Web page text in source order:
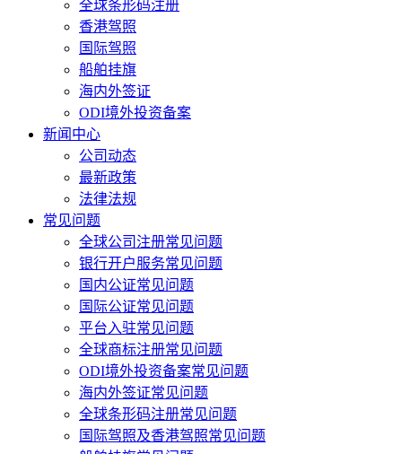
全球条形码注册
香港驾照
国际驾照
船舶挂旗
海内外签证
ODI境外投资备案
新闻中心
公司动态
最新政策
法律法规
常见问题
全球公司注册常见问题
银行开户服务常见问题
国内公证常见问题
国际公证常见问题
平台入驻常见问题
全球商标注册常见问题
ODI境外投资备案常见问题
海内外签证常见问题
全球条形码注册常见问题
国际驾照及香港驾照常见问题